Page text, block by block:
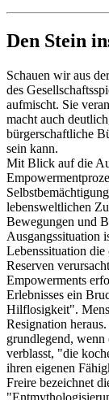
Den Stein
Schauen wir aus
des
aufmischt. Sie
macht auch
bürgerschaftliche
sein kann.
Mit Blick auf die
lebensweltlichen
Bewegungen und
Ausgangssituation
Lebenssituation
Reserven
Empowerments
Erlebnisses ein
Hilflosigkeit".
Resignation
grundlegend,
verblasst, "die
ihren eigenen
Freire bezeichnet